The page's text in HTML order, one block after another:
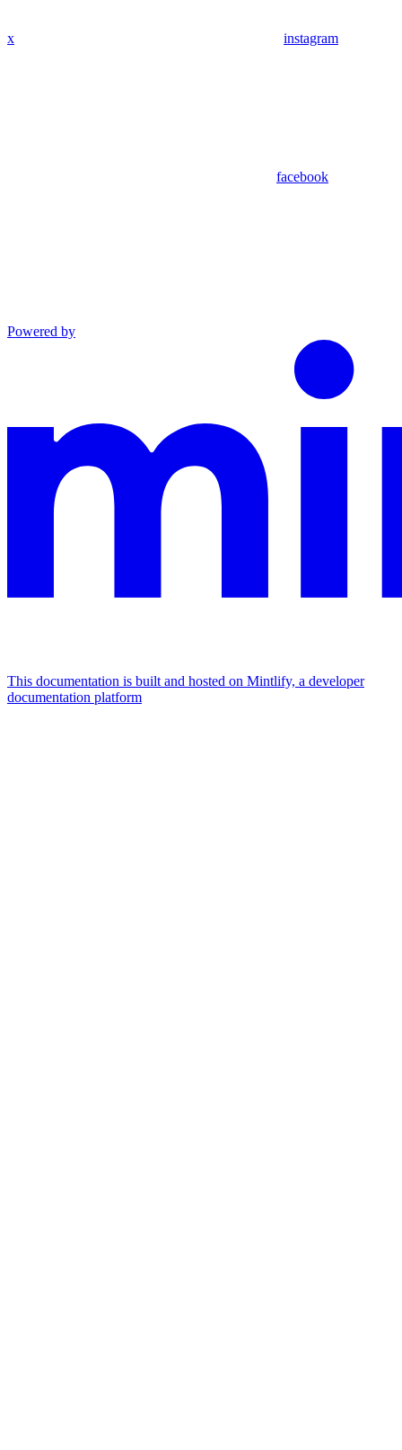
x instagram
facebook
Powered by
This documentation is built and hosted on Mintlify, a developer
documentation platform